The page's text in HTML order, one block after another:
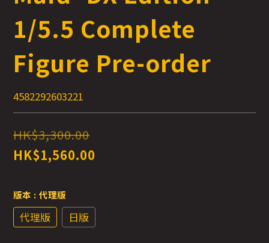
1/5.5 Complete
Figure Pre-order
4582292603221
HK$3,300.00
HK$1,560.00
版本 : 代理版
代理版 日版